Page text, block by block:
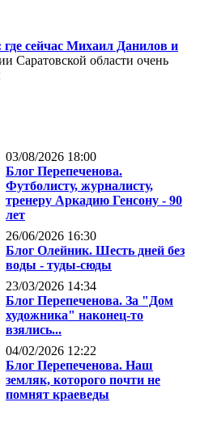
сейчас Михаил Данилов и
Саратовской области очень
03/08/2026 18:00
Блог Перепеченова.
Футболисту, журналисту,
тренеру Аркадию Генсону - 90
лет
26/06/2026 16:30
Блог Олейник. Шесть дней без
воды - туды-сюды
23/03/2026 14:34
Блог Перепеченова. За "Дом
художника" наконец-то
взялись...
04/02/2026 12:22
Блог Перепеченова. Наш
земляк, которого почти не
помнят краеведы